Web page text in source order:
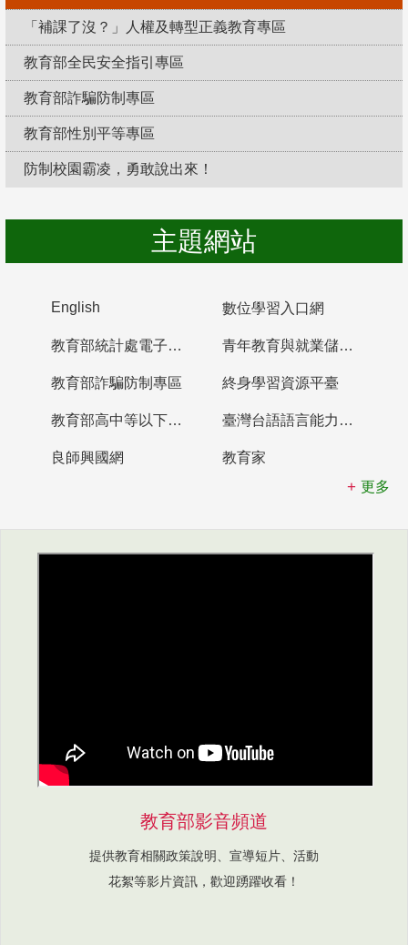
「補課了沒？」人權及轉型正義教育專區
教育部全民安全指引專區
教育部詐騙防制專區
教育部性別平等專區
防制校園霸凌，勇敢說出來！
主題網站
English 數位學習入口網
教育部統計處電子書櫃 青年教育與就業儲蓄帳戶
教育部詐騙防制專區 終身學習資源平臺
教育部高中等以下學校及幼兒園教師資格檢定考試 臺灣台語語言能力認證網站
良師興國網
教育家
更多
教育部影音頻道
提供教育相關政策說明、宣導短片、活動
花絮等影片資訊，歡迎踴躍收看！